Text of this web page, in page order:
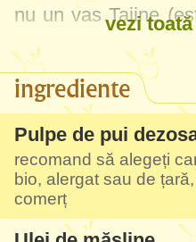
nu un vas Tajine
testez această
că este imposibil
bine dacă se pot
specifice la vasele
cele pe care le
se poate găti și în
că este mai rău
vezi
ingrediente
Pulpe de pui
recomand să alegeți
bio, alergat sau de
comerț